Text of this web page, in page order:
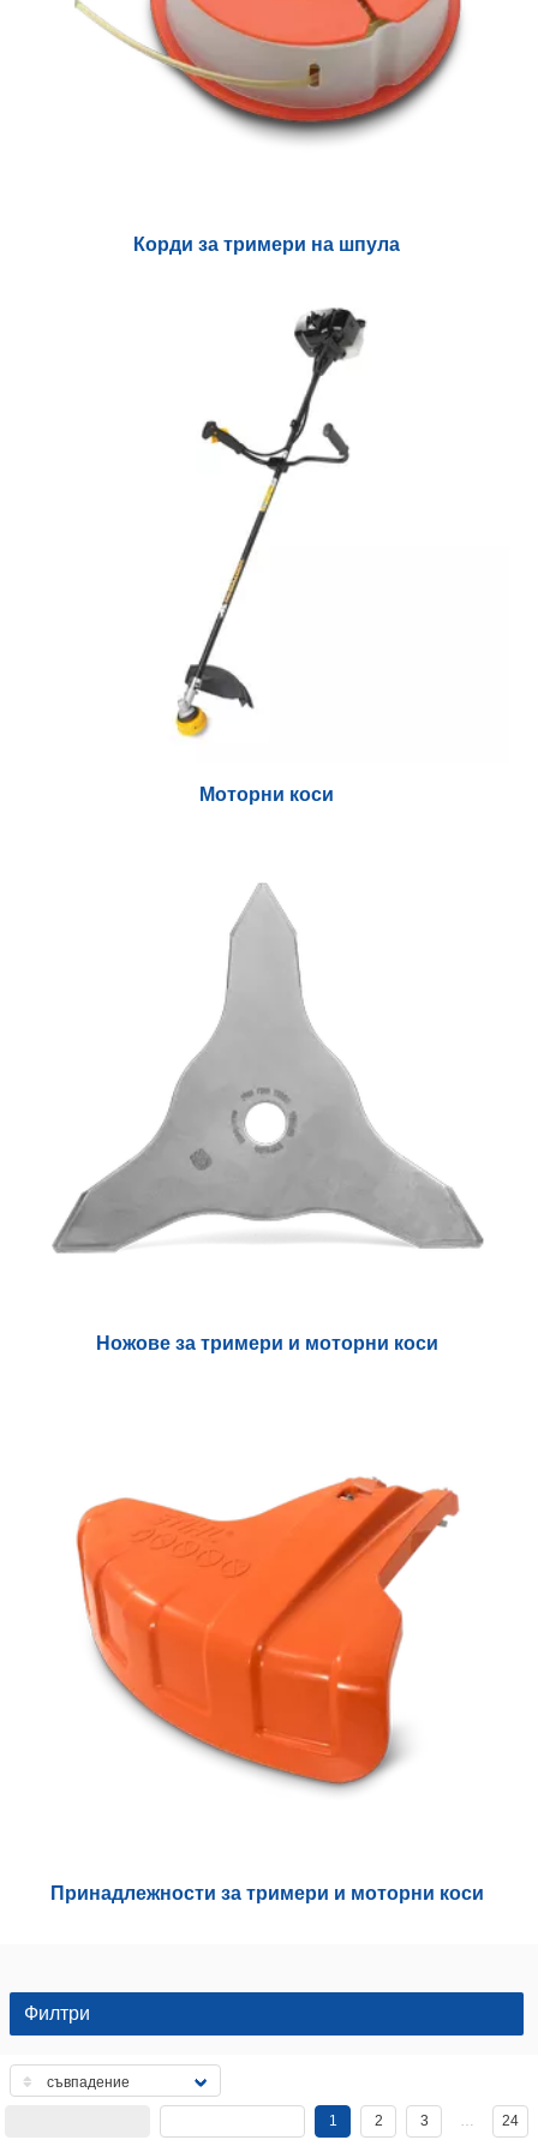
Корди за тримери на шпула
Моторни коси
Ножове за тримери и моторни коси
Принадлежности за тримери и моторни коси
Филтри
1 2 3 … 24